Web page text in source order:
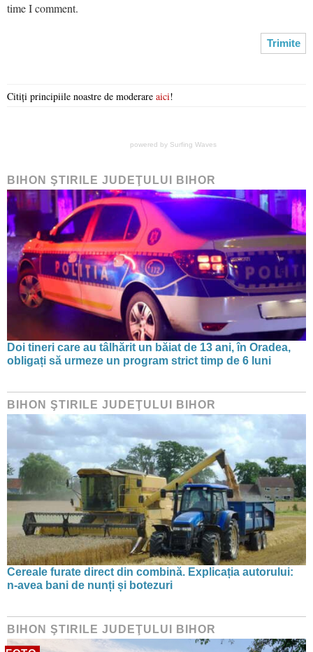
time I comment.
Citiți principiile noastre de moderare aici!
powered by Surfing Waves
BIHON ŞTIRILE JUDEŢULUI BIHOR
Doi tineri care au tâlhărit un băiat de 13 ani, în Oradea,
obligați să urmeze un program strict timp de 6 luni
BIHON ŞTIRILE JUDEŢULUI BIHOR
Cereale furate direct din combină. Explicația autorului:
n-avea bani de nunți și botezuri
BIHON ŞTIRILE JUDEŢULUI BIHOR